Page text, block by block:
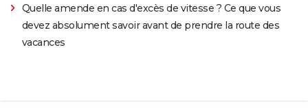
Quelle amende en cas d'excès de vitesse ? Ce que vous
devez absolument savoir avant de prendre la route des
vacances